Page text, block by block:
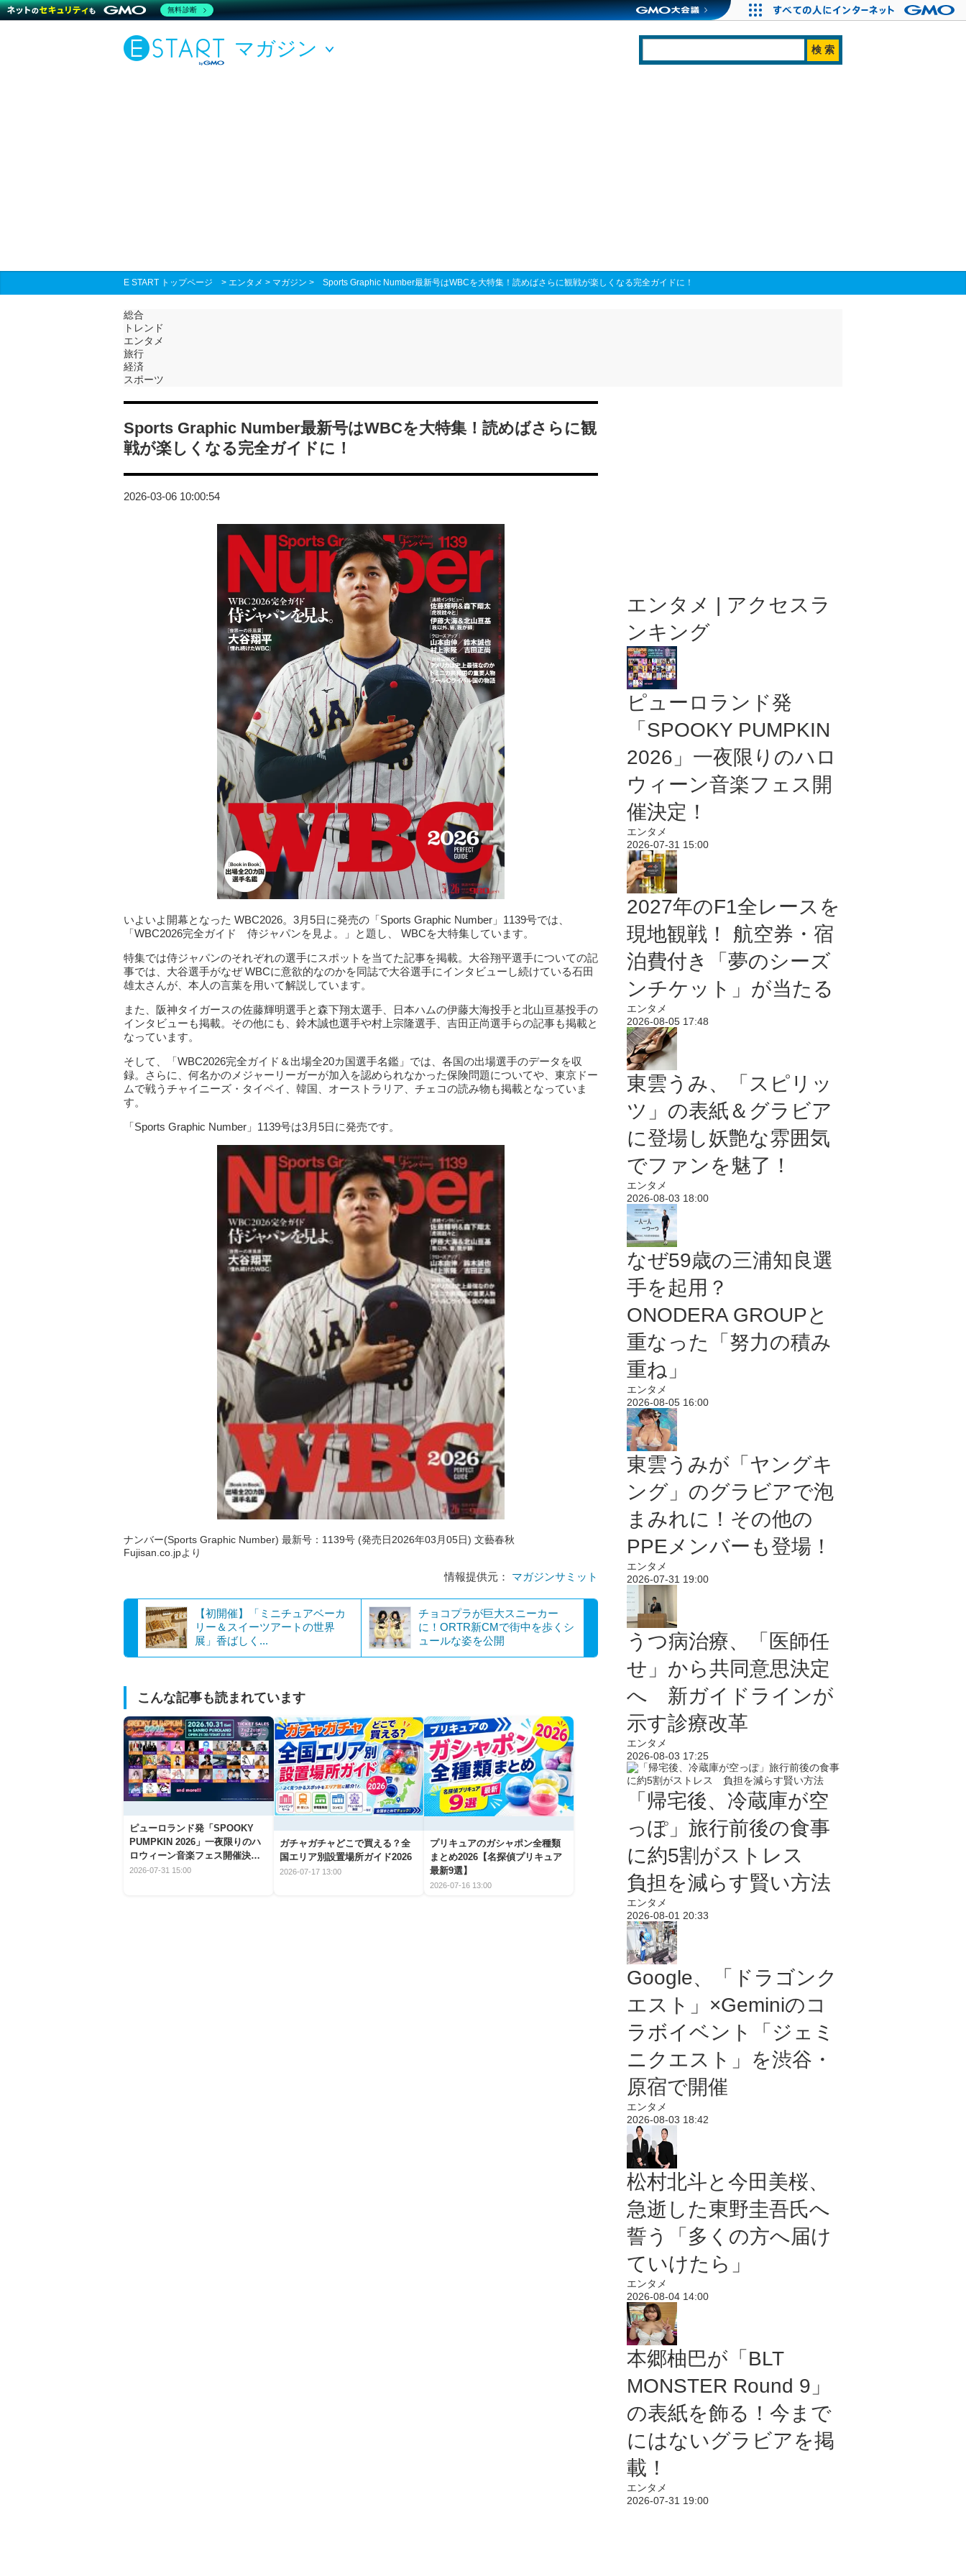
マガジン
E START トップページ > エンタメ > マガジン > Sports Graphic Number最新号はWBCを大特集！読めばさらに観戦が楽しくなる完全ガイドに！
総合
トレンド
エンタメ
旅行
経済
スポーツ
Sports Graphic Number最新号はWBCを大特集！読めばさらに観
戦が楽しくなる完全ガイドに！
2026-03-06 10:00:54
いよいよ開幕となった WBC2026。3月5日に発売の「Sports Graphic Number」1139号では、
「WBC2026完全ガイド 侍ジャパンを見よ。」と題し、 WBCを大特集しています。
特集では侍ジャパンのそれぞれの選手にスポットを当てた記事を掲載。大谷翔平選手についての記
事では、大谷選手がなぜ WBCに意欲的なのかを同誌で大谷選手にインタビューし続けている石田
雄太さんが、本人の言葉を用いて解説しています。
また、阪神タイガースの佐藤輝明選手と森下翔太選手、日本ハムの伊藤大海投手と北山亘基投手の
インタビューも掲載。その他にも、鈴木誠也選手や村上宗隆選手、吉田正尚選手らの記事も掲載と
なっています。
そして、「WBC2026完全ガイド＆出場全20カ国選手名鑑」では、各国の出場選手のデータを収
録。さらに、何名かのメジャーリーガーが加入を認められなかった保険問題についてや、東京ドー
ムで戦うチャイニーズ・タイペイ、韓国、オーストラリア、チェコの読み物も掲載となっていま
す。
「Sports Graphic Number」1139号は3月5日に発売です。
ナンバー(Sports Graphic Number) 最新号：1139号 (発売日2026年03月05日) 文藝春秋
Fujisan.co.jpより
情報提供元： マガジンサミット
【初開催】「ミニチュアベーカ
リー＆スイーツアートの世界
展」香ばしく...
チョコプラが巨大スニーカー
に！ORTR新CMで街中を歩くシ
ュールな姿を公開
こんな記事も読まれています
ピューロランド発「SPOOKY
PUMPKIN 2026」一夜限りのハ
ロウィーン音楽フェス開催決
定！
2026-07-31 15:00
ガチャガチャどこで買える？全
国エリア別設置場所ガイド2026
2026-07-17 13:00
プリキュアのガシャポン全種類
まとめ2026【名探偵プリキュア
最新9選】
2026-07-16 13:00
エンタメ | アクセスラ
ンキング
ピューロランド発
「SPOOKY PUMPKIN
2026」一夜限りのハロ
ウィーン音楽フェス開
催決定！
エンタメ
2026-07-31 15:00
2027年のF1全レースを
現地観戦！ 航空券・宿
泊費付き「夢のシーズ
ンチケット」が当たる
エンタメ
2026-08-05 17:48
東雲うみ、「スピリッ
ツ」の表紙＆グラビア
に登場し妖艶な雰囲気
でファンを魅了！
エンタメ
2026-08-03 18:00
なぜ59歳の三浦知良選
手を起用？
ONODERA GROUPと
重なった「努力の積み
重ね」
エンタメ
2026-08-05 16:00
東雲うみが「ヤングキ
ング」のグラビアで泡
まみれに！その他の
PPEメンバーも登場！
エンタメ
2026-07-31 19:00
うつ病治療、「医師任
せ」から共同意思決定
へ 新ガイドラインが
示す診療改革
エンタメ
2026-08-03 17:25
「帰宅後、冷蔵庫が空
っぽ」旅行前後の食事
に約5割がストレス
負担を減らす賢い方法
エンタメ
2026-08-01 20:33
Google、「ドラゴンク
エスト」×Geminiのコ
ラボイベント「ジェミ
ニクエスト」を渋谷・
原宿で開催
エンタメ
2026-08-03 18:42
松村北斗と今田美桜、
急逝した東野圭吾氏へ
誓う「多くの方へ届け
ていけたら」
エンタメ
2026-08-04 14:00
本郷柚巴が「BLT
MONSTER Round 9」
の表紙を飾る！今まで
にはないグラビアを掲
載！
エンタメ
2026-07-31 19:00
無料診断